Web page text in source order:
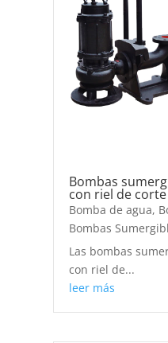
Bombas
con riel de corte
Bomba de agua,
Bombas
Las bombas
con riel de...
leer más